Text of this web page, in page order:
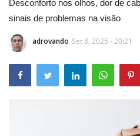
Politica
Saúde
Entretenimento
Desconforto nos olhos, dor de
sinais de problemas na visão
adrovando Set 8, 2025 - 20:21